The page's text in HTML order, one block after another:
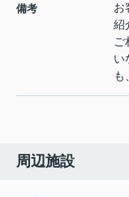
備考
お
紹
ご
い
も
周辺施設